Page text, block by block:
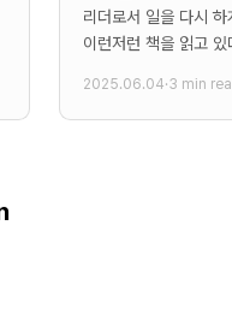
리더로서 일을 다시
이런저런 책을 읽고 있
돕는법”이라는 책이었
2025.06.04·3 min